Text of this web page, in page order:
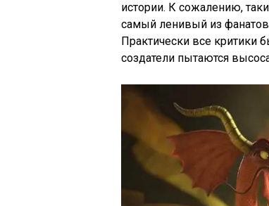
истории. К сожалению,
самый ленивый из фанатов
Практически все критики
создатели пытаются